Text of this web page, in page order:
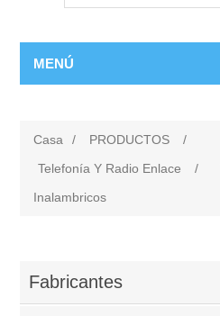
MENÚ
Casa / PRODUCTOS
/
Telefonía Y Radio Enlace
/
Inalambricos
Fabricantes